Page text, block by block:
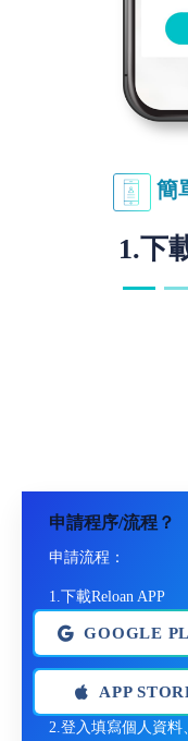
簡
2.
申請程序/流程？
申請流程：
1.下載Reloan APP
GOOGLE
APP
2.登入填寫個人資料